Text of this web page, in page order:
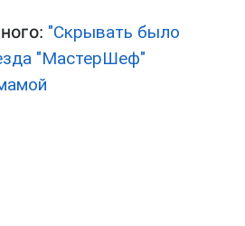
: "Скрывать было
"МастерШеф"